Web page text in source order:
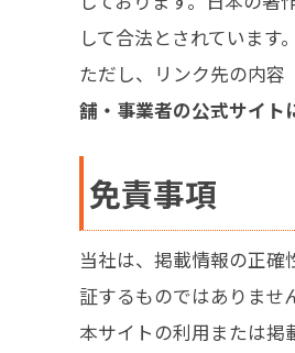
して合法とされています。
ただし、リンク先の内容
舗・事業者の公式サイト
免責事項
当社は、掲載情報の正
証するものではありませ
本サイトの利用または掲